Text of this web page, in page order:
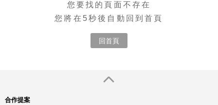
您要找的頁面不存在
您將在5秒後自動回到首頁
回首頁
合作提案